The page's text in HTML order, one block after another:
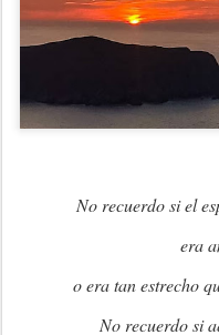
No recuerdo si el
era
o era tan estrecho
No recuerdo si